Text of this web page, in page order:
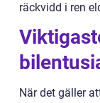
räckvidd i ren
När det gäller